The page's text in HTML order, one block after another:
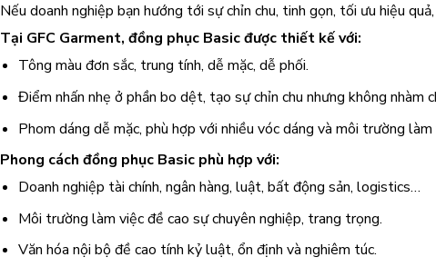
Nếu doanh nghiệp bạn hướng tới sự chỉn chu, tinh gọn, tối ưu hiệu
Tại GFC Garment, đồng phục Basic được thiết kế với:
Tông màu đơn sắc, trung tính, dễ mặc, dễ phối.
Điểm nhấn nhẹ ở phần bo dệt, tạo sự chỉn chu nhưng không nhàm
Phom dáng dễ mặc, phù hợp với nhiều vóc dáng và môi trường làm
Phong cách đồng phục Basic phù hợp với:
Doanh nghiệp tài chính, ngân hàng, luật, bất động sản, logistics…
Môi trường làm việc đề cao sự chuyên nghiệp, trang trọng.
Văn hóa nội bộ đề cao tính kỷ luật, ổn định và nghiêm túc.